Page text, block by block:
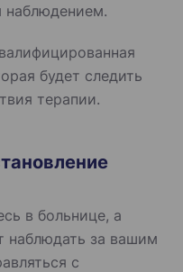
будет следить
терапии.
в больнице, а
наблюдать за вашим
с